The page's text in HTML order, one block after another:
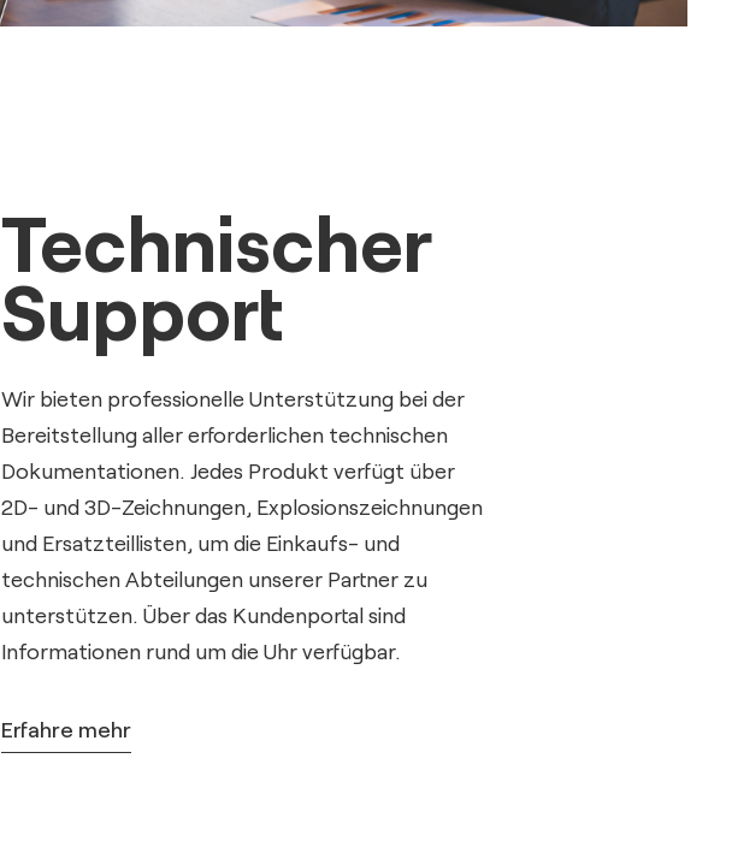
Technischer
Support
Wir bieten professionelle Unterstützung bei der
Bereitstellung aller erforderlichen technischen
Dokumentationen. Jedes Produkt verfügt über
2D- und 3D-Zeichnungen, Explosionszeichnungen
und Ersatzteillisten, um die Einkaufs- und
technischen Abteilungen unserer Partner zu
unterstützen. Über das Kundenportal sind
Informationen rund um die Uhr verfügbar.
Erfahre mehr